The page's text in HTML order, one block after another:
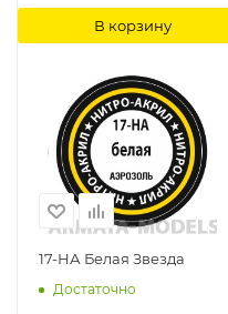
В корзину
17-НА Белая Звезда
Достаточно